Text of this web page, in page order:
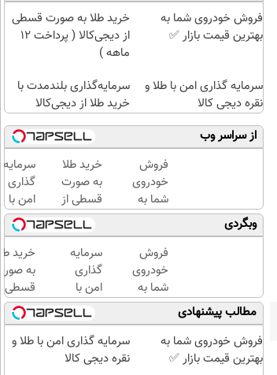
فروش خودروی شما به
بهترین قیمت بازار ✅
خرید طلا به صورت قسطی
از دیجی‌کالا ( پرداخت 12
ماهه )
سرمایه گذاری امن با طلا و
نقره دیجی کالا
سرمایه‌گذاری بلندمدت با
خرید طلا از دیجی‌کالا
از سراسر وب
فروش
خودروی
شما به
بهترین
قیمت
بازار ✅
خرید طلا
به صورت
قسطی از
دیجی‌کالا
(
پرداخت
12 ماهه
)
سرمایه
گذاری
امن با
طلا و
نقره
دیجی
کالا
وبگردی
فروش
خودروی
شما به
بهترین
قیمت
بازار ✅
سرمایه
گذاری
امن با
طلا و
نقره
دیجی
کالا
خرید
به
قسطی
(
پرداخت
مطالب پیشنهادی
فروش خودروی شما به
بهترین قیمت بازار ✅
سرمایه گذاری امن با طلا و
نقره دیجی کالا